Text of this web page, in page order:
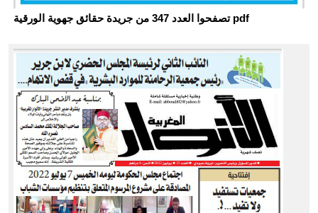
تصفحوا العدد 347 من جريدة حقائق جهوية الورقية pdf